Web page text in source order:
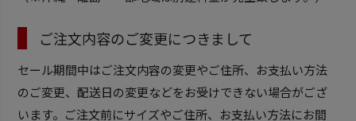
ご注文内容のご変更につきまして
セール期間中はご注文内容の変更やご住所、お支払い方法
のご変更、配送日の変更などをお受けできない場合がござ
います。ご注文前にサイズやご住所、お支払い方法にお間